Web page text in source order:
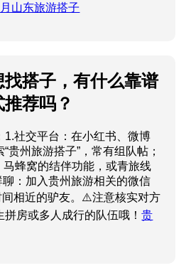
山东旅游搭子
搭子，有什么靠谱
荐吗？
1.社交平台：在小红书、微博
贵州旅游搭子”，常有组队帖；
蜂窝的结伴功能，或青旅线
：加入贵州旅游相关的微信
间相近的驴友。⚠️注意核实对方
拼房或多人成行的队伍哦！贵